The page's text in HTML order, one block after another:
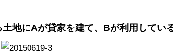
地にAが貸家を建て、Bが利用してい